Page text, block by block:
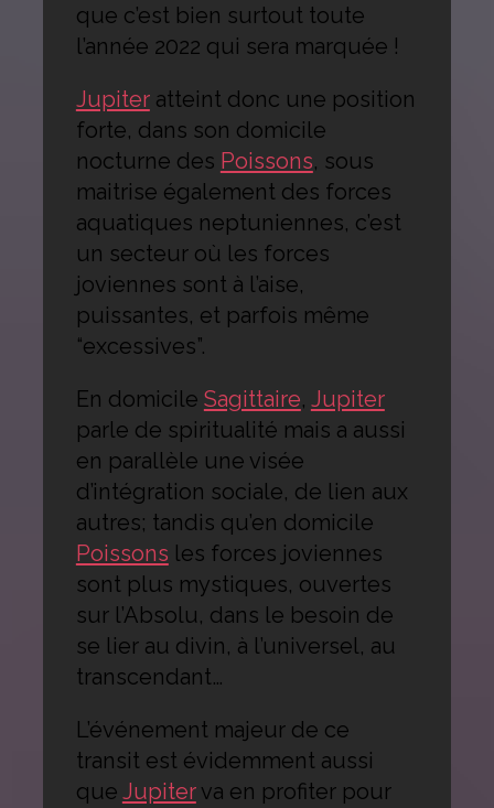
que c’est bien surtout toute
l’année 2022 qui sera marquée !
Jupiteratteint donc une position
forte, dans son domicile
nocturne des Poissons, sous
maitrise également des forces
aquatiques neptuniennes, c’est
un secteur où les forces
joviennes sont à l’aise,
puissantes, et parfois même
“excessives”.
En domicile Sagittaire, Jupiter
parle de spiritualité mais a aussi
en parallèle une visée
d’intégration sociale, de lien aux
autres; tandis qu’en domicile
Poissons les forces joviennes
sont plus mystiques, ouvertes
sur l’Absolu, dans le besoin de
se lier au divin, à l’universel, au
transcendant…
L’événement majeur de ce
transit est évidemment aussi
que Jupiterva en profiter pour